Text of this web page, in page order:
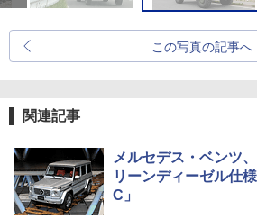
この写真の記事へ
関連記事
メルセデス・ベンツ
リーンディーゼル仕
C」